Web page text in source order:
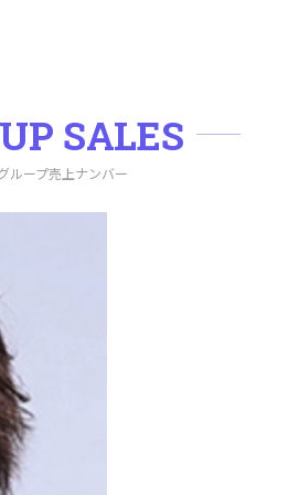
SALES
ループ売上ナンバー